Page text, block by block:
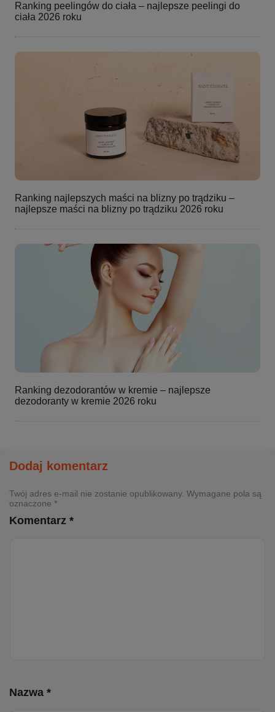
Ranking peelingów do ciała – najlepsze peelingi do
ciała 2026 roku
Ranking najlepszych maści na blizny po trądziku –
najlepsze maści na blizny po trądziku 2026 roku
Ranking dezodorantów w kremie – najlepsze
dezodoranty w kremie 2026 roku
Dodaj komentarz
Twój adres e-mail nie zostanie opublikowany. Wymagane pola są
oznaczone *
Komentarz *
Nazwa *